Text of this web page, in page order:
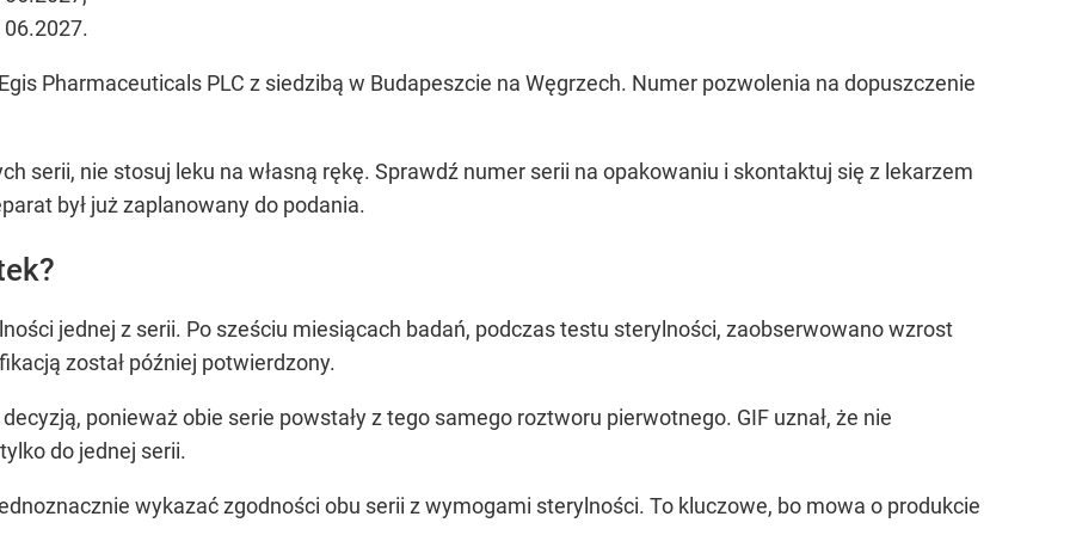
Pharmaceuticals PLC z siedzibą w Budapeszcie na Węgrzech. Numer pozwolenia na dopuszczenie
serii, nie stosuj leku na własną rękę. Sprawdź numer serii na opakowaniu i skontaktuj się z lekarzem
był już zaplanowany do podania.
jednej z serii. Po sześciu miesiącach badań, podczas testu sterylności, zaobserwowano wzrost
został później potwierdzony.
ponieważ obie serie powstały z tego samego roztworu pierwotnego. GIF uznał, że nie
do jednej serii.
wykazać zgodności obu serii z wymogami sterylności. To kluczowe, bo mowa o produkcie